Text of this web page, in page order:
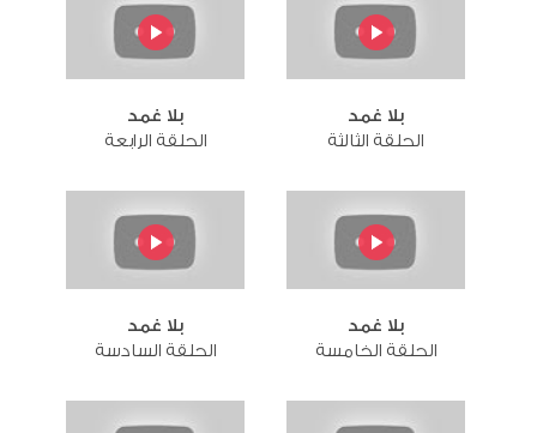
بلا غمد
الحلقة الثالثة
بلا غمد
الحلقة الرابعة
بلا غمد
الحلقة الخامسة
بلا غمد
الحلقة السادسة